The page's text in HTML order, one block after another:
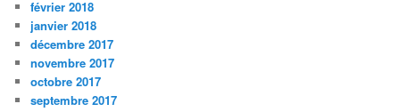
février 2018
janvier 2018
décembre 2017
novembre 2017
octobre 2017
septembre 2017